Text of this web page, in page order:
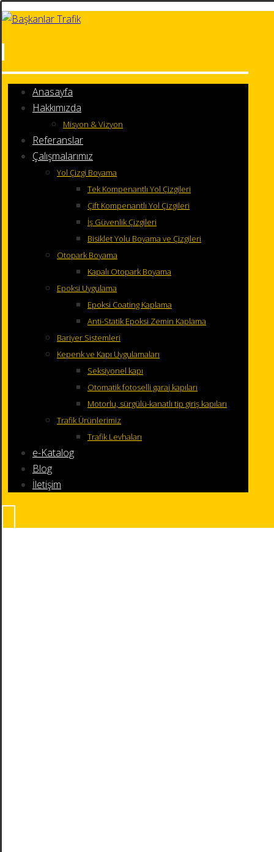
Anasayfa
Hakkımızda
Misyon & Vizyon
Referanslar
Çalışmalarımız
Yol Çizgi Boyama
Tek Kompenantlı Yol Çizgileri
Çift Kompenantlı Yol Çizgileri
İş Güvenlik Çizgileri
Bisiklet Yolu Boyama ve Çizgileri
Otopark Boyama
Kapalı Otopark Boyama
Epoksi Uygulama
Epoksi Coating Kaplama
Anti-Statik Epoksi Zemin Kaplama
Bariyer Sistemleri
Kepenk ve Kapı Uygulamaları
Seksiyonel kapı
Otomatik fotoselli garaj kapıları
Motorlu, sürgülü-kanatlı tip giriş kapıları
Trafik Ürünlerimiz
Trafik Levhaları
e-Katalog
Blog
İletişim